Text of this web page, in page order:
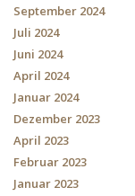
September 2024
Juli 2024
Juni 2024
April 2024
Januar 2024
Dezember 2023
April 2023
Februar 2023
Januar 2023